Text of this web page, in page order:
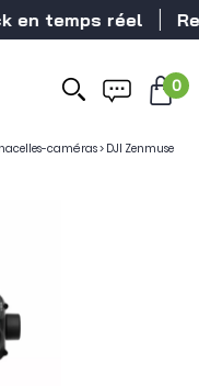
temps réel
0
caméras> DJI Zenmuse